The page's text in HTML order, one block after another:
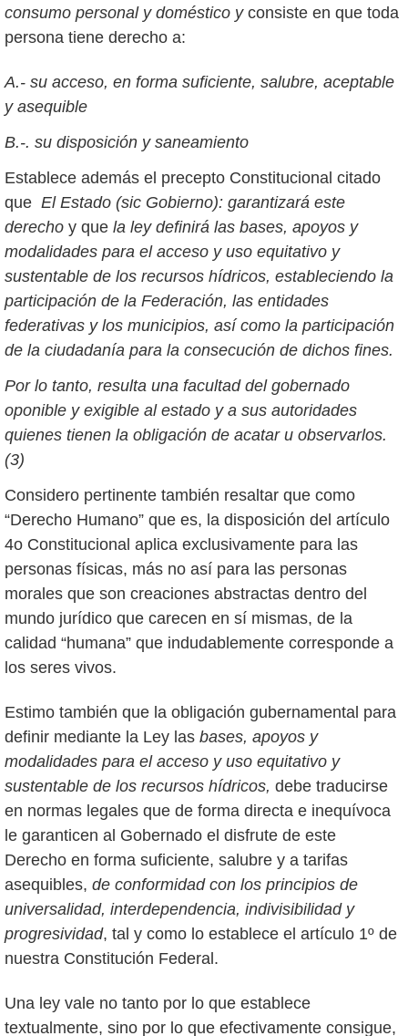
consumo personal y doméstico y consiste en que toda
persona tiene derecho a:
A.- su acceso, en forma suficiente, salubre, aceptable
y asequible
B.-. su disposición y saneamiento
Establece además el precepto Constitucional citado
que El Estado (sic Gobierno): garantizará este
derecho y que la ley definirá las bases, apoyos y
modalidades para el acceso y uso equitativo y
sustentable de los recursos hídricos, estableciendo la
participación de la Federación, las entidades
federativas y los municipios, así como la participación
de la ciudadanía para la consecución de dichos fines.
Por lo tanto, resulta una facultad del gobernado
oponible y exigible al estado y a sus autoridades
quienes tienen la obligación de acatar u observarlos.
(3)
Considero pertinente también resaltar que como
“Derecho Humano” que es, la disposición del artículo
4o Constitucional aplica exclusivamente para las
personas físicas, más no así para las personas
morales que son creaciones abstractas dentro del
mundo jurídico que carecen en sí mismas, de la
calidad “humana” que indudablemente corresponde a
los seres vivos.
Estimo también que la obligación gubernamental para
definir mediante la Ley las bases, apoyos y
modalidades para el acceso y uso equitativo y
sustentable de los recursos hídricos, debe traducirse
en normas legales que de forma directa e inequívoca
le garanticen al Gobernado el disfrute de este
Derecho en forma suficiente, salubre y a tarifas
asequibles, de conformidad con los principios de
universalidad, interdependencia, indivisibilidad y
progresividad, tal y como lo establece el artículo 1º de
nuestra Constitución Federal.
Una ley vale no tanto por lo que establece
textualmente, sino por lo que efectivamente consigue,